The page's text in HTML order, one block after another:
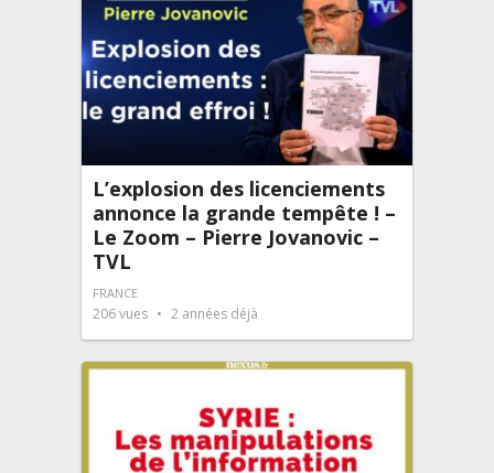
L’explosion des licenciements
annonce la grande tempête ! –
Le Zoom – Pierre Jovanovic –
TVL
FRANCE
206vues 2 années déjà